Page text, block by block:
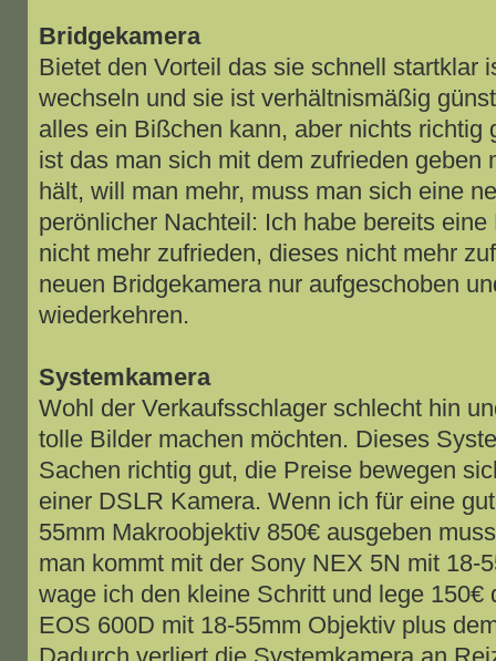
Bridgekamera
Bietet den Vorteil das sie schnell startklar
wechseln und sie ist verhältnismäßig
alles ein Bißchen kann, aber nichts richtig
ist das man sich mit dem zufrieden geben
hält, will man mehr, muss man sich eine
perönlicher Nachteil: Ich habe bereits
nicht mehr zufrieden, dieses nicht mehr
neuen Bridgekamera nur aufgeschoben
wiederkehren.
Systemkamera
Wohl der Verkaufsschlager schlecht hin
tolle Bilder machen möchten. Dieses
Sachen richtig gut, die Preise bewegen
einer DSLR Kamera. Wenn ich für eine
55mm Makroobjektiv 850€ ausgeben
man kommt mit der Sony NEX 5N mit 18-
wage ich den kleine Schritt und lege 150€
EOS 600D mit 18-55mm Objektiv plus